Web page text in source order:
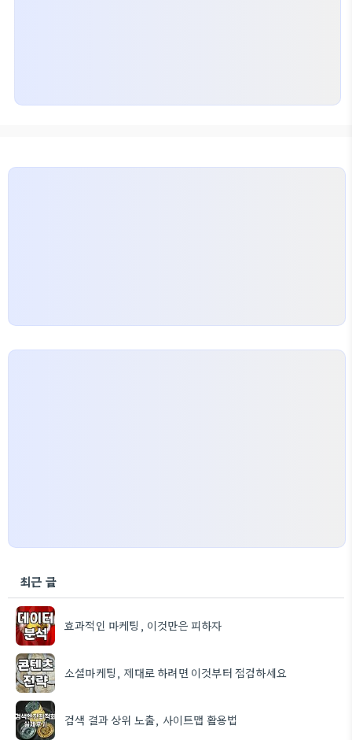
최근 글
효과적인 마케팅, 이것만은 피하자
소셜마케팅, 제대로 하려면 이것부터 점검하세요
검색 결과 상위 노출, 사이트맵 활용법